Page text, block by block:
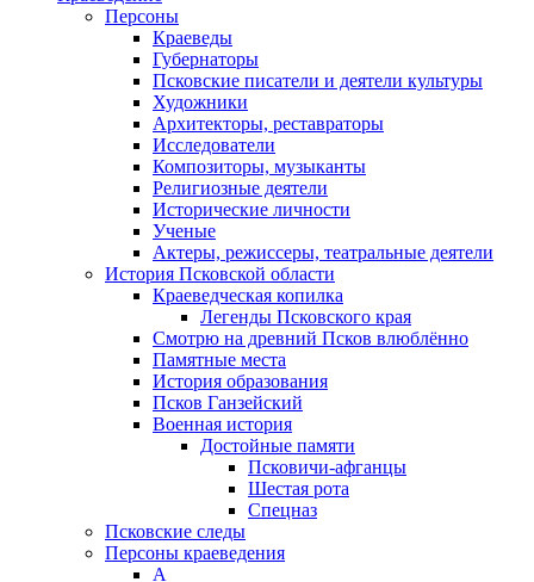
Персоны
Краеведы
Губернаторы
Псковские писатели и деятели культуры
Художники
Архитекторы, реставраторы
Исследователи
Композиторы, музыканты
Религиозные деятели
Исторические личности
Ученые
Актеры, режиссеры, театральные деятели
История Псковской области
Краеведческая копилка
Легенды Псковского края
Смотрю на древний Псков влюблённо
Памятные места
История образования
Псков Ганзейский
Военная история
Достойные памяти
Псковичи-афганцы
Шестая рота
Спецназ
Псковские следы
Персоны краеведения
А